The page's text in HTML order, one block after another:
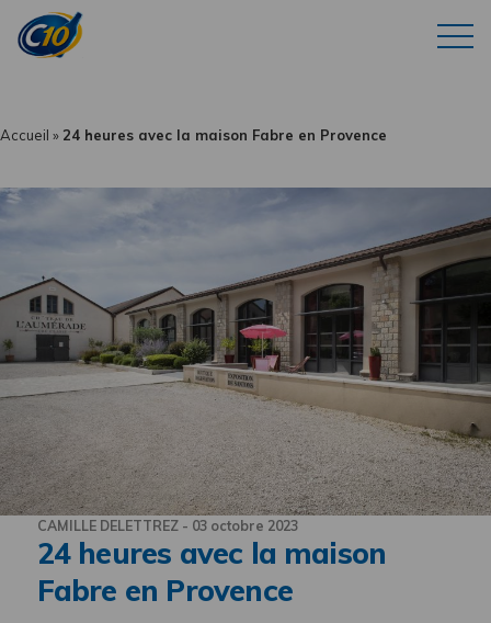
Accueil » 24 heures avec la maison Fabre en Provence
CAMILLE DELETTREZ - 03 octobre 2023
24 heures avec la maison
Fabre en Provence